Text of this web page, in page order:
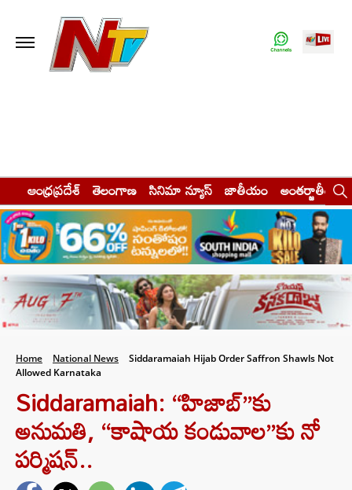
ఆంధ్రప్రదేశ్ తెలంగాణ సినిమా న్యూస్ జాతీయం అంతర్జాతీయం
Home National News
Siddaramaiah Hijab Order Saffron Shawls Not
Allowed Karnataka
Siddaramaiah: “హిజాబ్‌”కు
అనుమతి, “కాషాయ కండువాల”కు నో
పర్మిషన్..